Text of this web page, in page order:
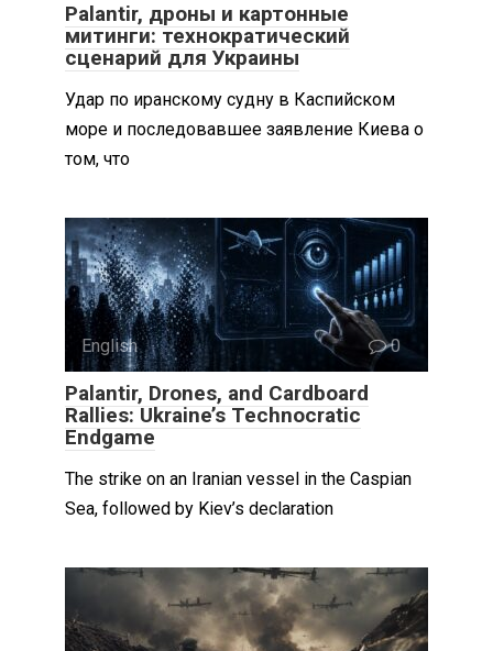
Palantir, дроны и картонные
митинги: технократический
сценарий для Украины
Удар по иранскому судну в Каспийском
море и последовавшее заявление Киева о
том, что
English 0
Palantir, Drones, and Cardboard
Rallies: Ukraine’s Technocratic
Endgame
The strike on an Iranian vessel in the Caspian
Sea, followed by Kiev’s declaration